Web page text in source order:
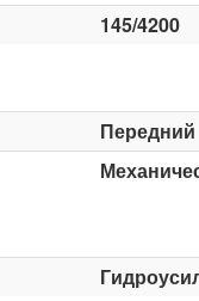
145/4200
Передний